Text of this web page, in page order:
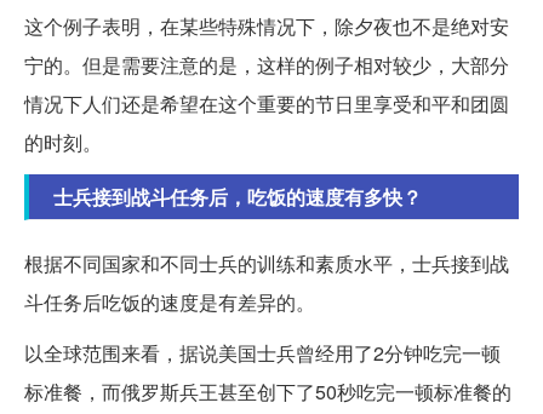
这个例子表明，在某些特殊情况下，除夕夜也不是绝对安
宁的。但是需要注意的是，这样的例子相对较少，大部分
情况下人们还是希望在这个重要的节日里享受和平和团圆
的时刻。
士兵接到战斗任务后，吃饭的速度有多快？
根据不同国家和不同士兵的训练和素质水平，士兵接到战
斗任务后吃饭的速度是有差异的。
以全球范围来看，据说美国士兵曾经用了2分钟吃完一顿
标准餐，而俄罗斯兵王甚至创下了50秒吃完一顿标准餐的